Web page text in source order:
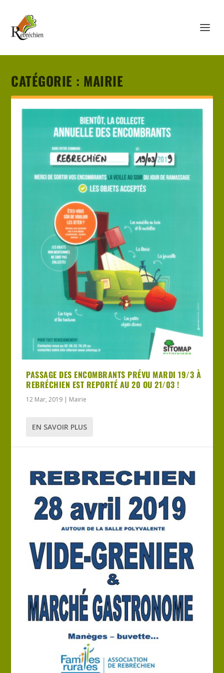
CATÉGORIE : MAIRIE
PASSAGE DES ENCOMBRANTS PRÉVU MARDI 19/3 À
REBRÉCHIEN EST REPORTÉ AU 20 OU 21/03 !
12 Mar, 2019 | Mairie
EN SAVOIR PLUS